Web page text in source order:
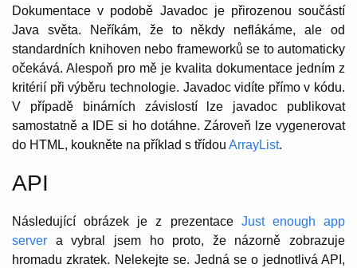
Dokumentace v podobě Javadoc je přirozenou součástí
Java světa. Neříkám, že to někdy neflákáme, ale od
standardních knihoven nebo frameworků se to automaticky
očekává. Alespoň pro mě je kvalita dokumentace jedním z
kritérií při výběru technologie. Javadoc vidíte přímo v kódu.
V případě binárních závislostí lze javadoc publikovat
samostatně a IDE si ho dotáhne. Zároveň lze vygenerovat
do HTML, koukněte na příklad s třídou ArrayList.
API
Následující obrázek je z prezentace Just enough app
server a vybral jsem ho proto, že názorně zobrazuje
hromadu zkratek. Nelekejte se. Jedná se o jednotlivá API,